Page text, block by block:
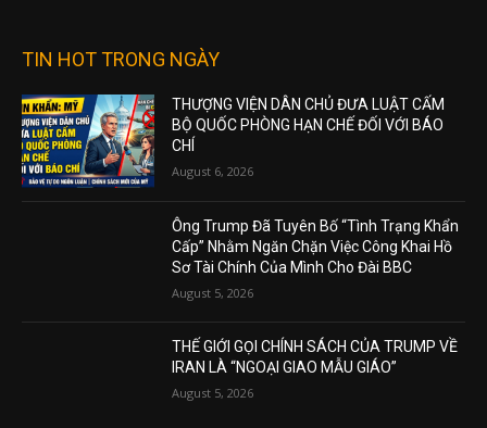
TIN HOT TRONG NGÀY
THƯỢNG VIỆN DÂN CHỦ ĐƯA LUẬT CẤM
BỘ QUỐC PHÒNG HẠN CHẾ ĐỐI VỚI BÁO
CHÍ
August 6, 2026
Ông Trump Đã Tuyên Bố “Tình Trạng Khẩn
Cấp” Nhằm Ngăn Chặn Việc Công Khai Hồ
Sơ Tài Chính Của Mình Cho Đài BBC
August 5, 2026
THẾ GIỚI GỌI CHÍNH SÁCH CỦA TRUMP VỀ
IRAN LÀ “NGOẠI GIAO MẪU GIÁO”
August 5, 2026